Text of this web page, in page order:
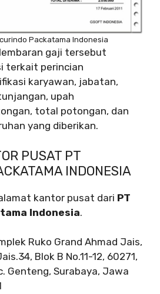
Packatama Indonesia
gaji tersebut
terkait perincian
karyawan, jabatan,
upah
total potongan, dan
yang diberikan.
PUSAT PT
INDONESIA
kantor pusat dari PT
Indonesia.
Ruko Grand Ahmad Jais,
Blok B No.11-12, 60271,
Genteng, Surabaya, Jawa